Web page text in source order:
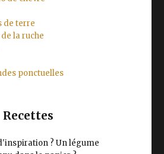
de terre
la ruche
ponctuelles
Recettes
? Un légume